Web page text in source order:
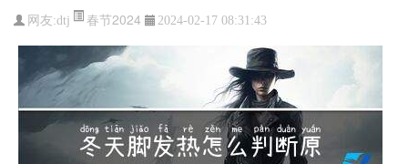
网友:dtj 春节2024 2024-02-17 08:31:43